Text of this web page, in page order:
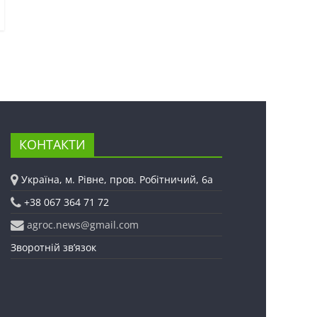
КОНТАКТИ
Україна, м. Рівне, пров. Робітничий, 6а
+38 067 364 71 72
agroc.news@gmail.com
Зворотній зв’язок